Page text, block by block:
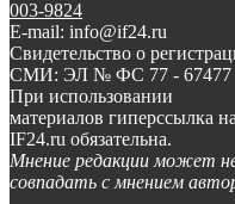
003-9824
E-mail: info@if24.ru
Свидетельство о
СМИ: ЭЛ № ФС 77 - 67477
При использовании
материалов гиперссылка на
IF24.ru обязательна.
Мнение редакции может
совпадать с мнением